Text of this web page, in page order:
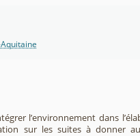
l’environnement dans
sur les suites à donner